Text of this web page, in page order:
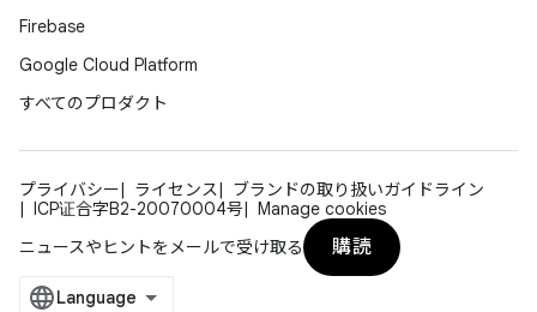
Firebase
Google Cloud Platform
すべてのプロダクト
プライバシー ライセンス
ブランドの取り扱いガイドライン
ICP证合字B2-20070004号
Manage cookies
ニュースやヒントをメールで受け取る
購読